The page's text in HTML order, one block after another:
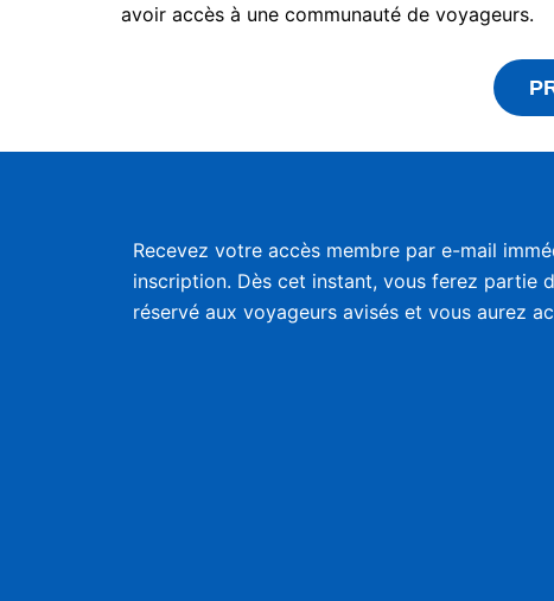
avoir accès à une communauté de voyageurs.
Recevez votre accès membre par e-mail
inscription. Dès cet instant, vous ferez partie
réservé aux voyageurs avisés et vous aurez